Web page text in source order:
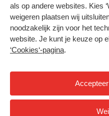
als op andere websites. Kies
weigeren plaatsen wij
noodzakelijk zijn voor het
website. Je kunt je keuze op
‘Cookies‘-pagina.
Intranet
Trajectum
Colofon
Privacy
Cookies
Nieuwsbrief
Hoog contrast